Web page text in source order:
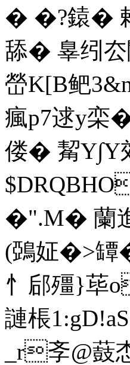
� �?鎱�
舔� 辠纼厺
嵤K[B鲃
瘋p7逑y栾
偻� 觢Y∫Y
�".M� 蘭
(鵶姃�>罈�
忄郈殭}荜
謰棖
_r斈@薣